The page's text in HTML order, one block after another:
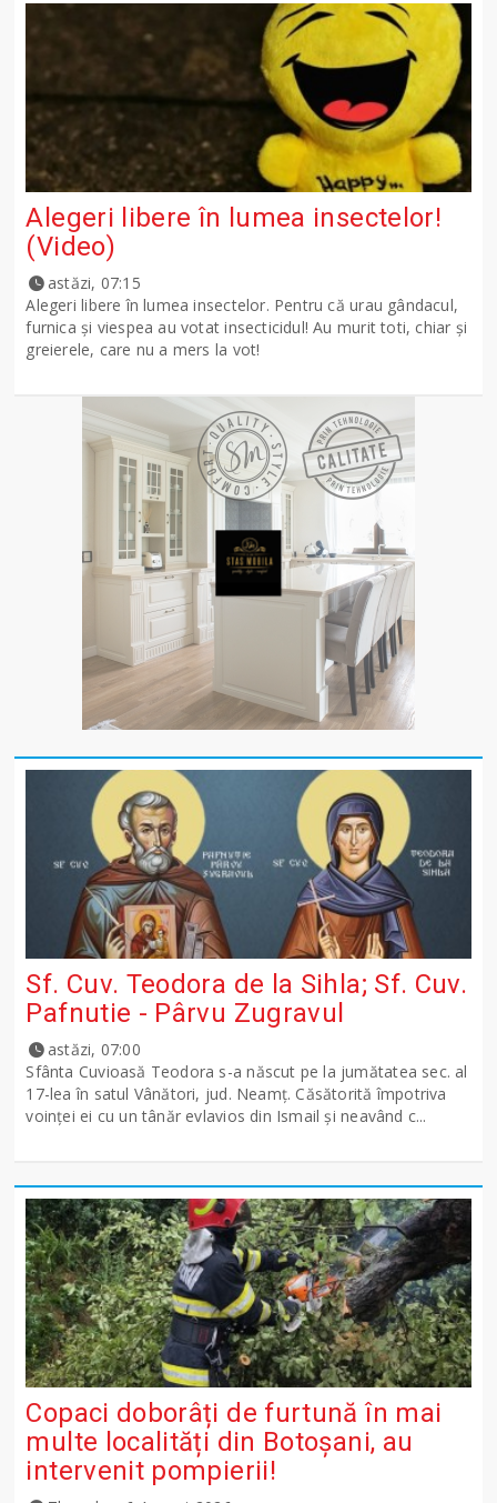
Alegeri libere în lumea insectelor!
(Video)
astăzi, 07:15
Alegeri libere în lumea insectelor. Pentru că urau gândacul,
furnica și viespea au votat insecticidul! Au murit toti, chiar și
greierele, care nu a mers la vot!
Sf. Cuv. Teodora de la Sihla; Sf. Cuv.
Pafnutie - Pârvu Zugravul
astăzi, 07:00
Sfânta Cuvioasă Teodora s-a născut pe la jumătatea sec. al
17-lea în satul Vânători, jud. Neamţ. Căsătorită împotriva
voinţei ei cu un tânăr evlavios din Ismail şi neavând c...
Copaci doborâți de furtună în mai
multe localități din Botoșani, au
intervenit pompierii!